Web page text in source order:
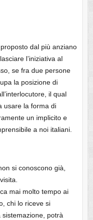
dal più anziano
l’iniziativa al
se fra due persone
la posizione di
il qual
usare la forma di
un implicito e
a noi italiani.
si conoscono già,
mai molto tempo ai
chi lo riceve si
potrà